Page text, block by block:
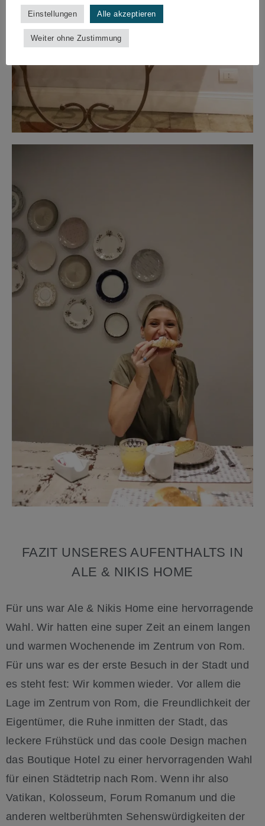
FAZIT UNSERES AUFENTHALTS IN
ALE & NIKIS HOME
Für uns war Ale & Nikis Home eine hervorragende
Wahl. Wir hatten eine super Zeit an einem langen
und warmen Wochenende im Zentrum von Rom.
Für uns war es der erste Besuch in der Stadt und
es steht fest: Wir kommen wieder. Vor allem die
Lage im Zentrum von Rom, die Freundlichkeit der
Eigentümer, die Ruhe inmitten der Stadt, das
leckere Frühstück und das coole Design machen
das Boutique Hotel zu einer hervorragenden Wahl
für einen Städtetrip nach Rom. Wenn ihr also
Vatikan, Kolosseum, Forum Romanum und die
anderen weltberühmten Sehenswürdigkeiten der
Einstellungen Alle akzeptieren
Weiter ohne Zustimmung